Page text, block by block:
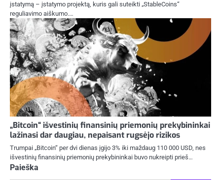
įstatymą – įstatymo projektą, kuris gali suteikti „StableCoins“
reguliavimo aiškumo.…
„Bitcoin“ išvestinių finansinių priemonių prekybininkai
lažinasi dar daugiau, nepaisant rugsėjo rizikos
Trumpai „Bitcoin“ per dvi dienas įgijo 3% iki maždaug 110 000 USD, nes
išvestinių finansinių priemonių prekybininkai buvo nukreipti prieš…
Paieška